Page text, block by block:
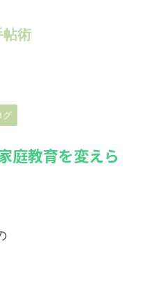
帖術
グ
庭教育を変えら